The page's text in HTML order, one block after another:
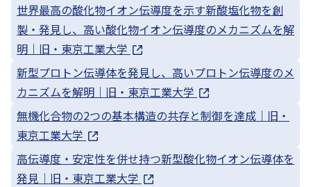
世界最高の酸化物イオン伝導度を示す新酸塩化物を創
製・発見し、高い酸化物イオン伝導度のメカニズムを解
明｜旧・東京工業大学
新型プロトン伝導体を発見し、高いプロトン伝導度のメ
カニズムを解明｜旧・東京工業大学
無機化合物の2つの基本構造の共存と制御を達成｜旧・
東京工業大学
高伝導度・安定性を併せ持つ新型酸化物イオン伝導体を
発見｜旧・東京工業大学